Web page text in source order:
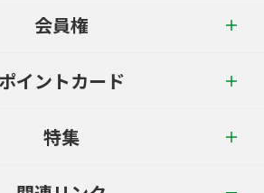
会員権
ポイントカード
特集